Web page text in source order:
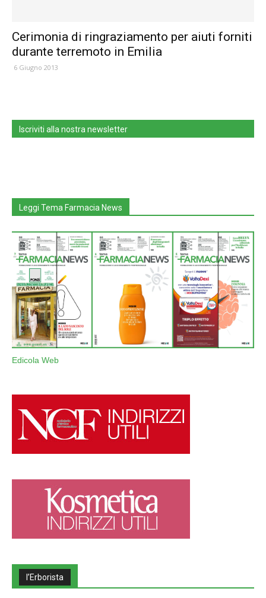
Cerimonia di ringraziamento per aiuti forniti
durante terremoto in Emilia
6 Giugno 2013
Iscriviti alla nostra newsletter
Leggi Tema Farmacia News
Edicola Web
l’Erborista